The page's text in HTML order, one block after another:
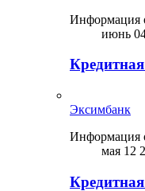
Информация
июнь
Эксимбанк
Информация
мая 12